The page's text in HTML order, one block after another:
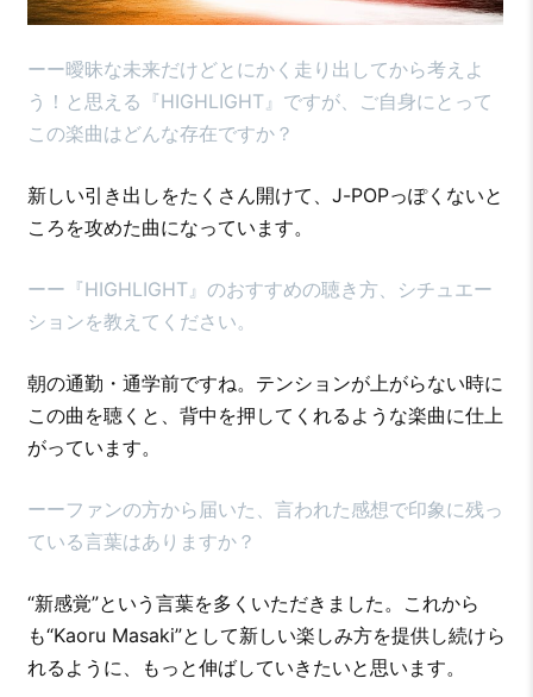
ーー曖昧な未来だけどとにかく走り出してから考えよ
う！と思える『HIGHLIGHT』ですが、ご自身にとって
この楽曲はどんな存在ですか？
新しい引き出しをたくさん開けて、J-POPっぽくないと
ころを攻めた曲になっています。
ーー『HIGHLIGHT』のおすすめの聴き方、シチュエー
ションを教えてください。
朝の通勤・通学前ですね。テンションが上がらない時に
この曲を聴くと、背中を押してくれるような楽曲に仕上
がっています。
ーーファンの方から届いた、言われた感想で印象に残っ
ている言葉はありますか？
“新感覚”という言葉を多くいただきました。これから
も“Kaoru Masaki”として新しい楽しみ方を提供し続けら
れるように、もっと伸ばしていきたいと思います。